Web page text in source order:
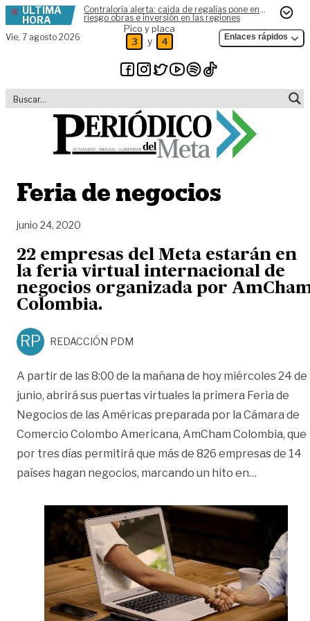
Skip to content
ÚLTIMA
HORA
Contraloría alerta: caída de regalías pone en
riesgo obras e inversión en las regiones
Vie, 7 agosto 2026
Pico y placa
3 y 4 Enlaces rápidos
Feria de negocios
junio 24, 2020
22 empresas del Meta estarán en
la feria virtual internacional de
negocios organizada por
Colombia.
RP REDACCIÓN PDM
A partir de las 8:00 de la mañana de hoy miércoles 24 de
junio, abrirá sus puertas virtuales la primera Feria de
Negocios de las Américas preparada por la Cámara de
Comercio Colombo Americana, AmCham Colombia, que
por tres días permitirá que más de 826 empresas de 14
países hagan negocios, marcando un hito en…